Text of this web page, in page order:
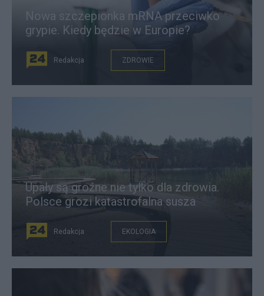
Nowa szczepionka mRNA przeciwko
grypie. Kiedy będzie w Europie?
Redakcja ZDROWIE
Upały są groźne nie tylko dla zdrowia.
Polsce grozi katastrofalna susza
Redakcja EKOLOGIA